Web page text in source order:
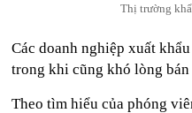
Thị trường
Các doanh nghiệp xuất
trong khi cũng khó lòng
Theo tìm hiểu của phóng